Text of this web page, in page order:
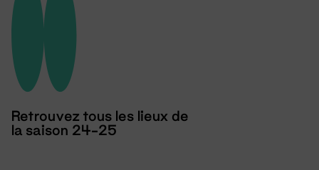
Retrouvez tous les lieux de
la saison 24-25